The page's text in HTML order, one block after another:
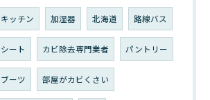
キッチン 加湿器 北海道 路線バス
シート カビ除去専門業者 パントリー
ブーツ 部屋がカビくさい